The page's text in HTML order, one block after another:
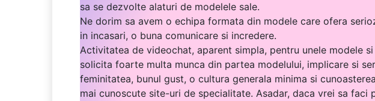
sa se dezvolte alaturi de modelele sale.
Ne dorim sa avem o echipa formata din modele care ofera
in incasari, o buna comunicare si incredere.
Activitatea de videochat, aparent simpla, pentru unele modele
solicita foarte multa munca din partea modelului, implicare si
feminitatea, bunul gust, o cultura generala minima si
mai cunoscute site-uri de specialitate. Asadar, daca vrei sa